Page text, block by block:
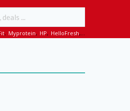
, Myprotein, HP, HelloFresh,...